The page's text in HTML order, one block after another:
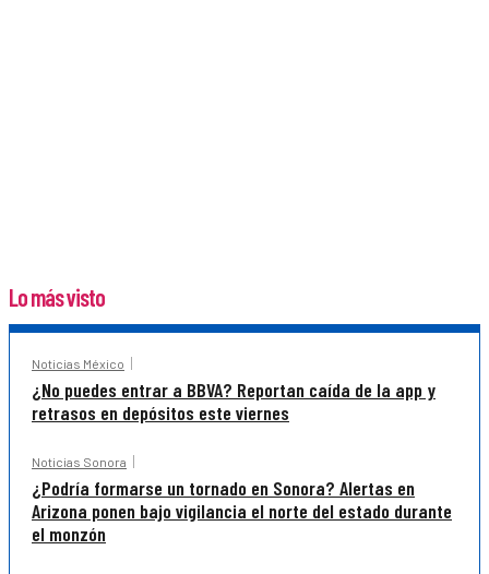
Lo más visto
Noticias México
¿No puedes entrar a BBVA? Reportan caída de la app y
retrasos en depósitos este viernes
Noticias Sonora
¿Podría formarse un tornado en Sonora? Alertas en
Arizona ponen bajo vigilancia el norte del estado durante
el monzón